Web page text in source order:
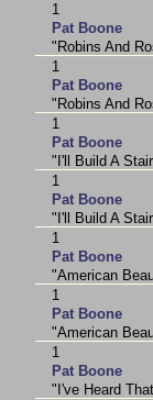
1
Pat Boone
"Robins And
1
Pat Boone
"Robins And
1
Pat Boone
"I'll Build A
1
Pat Boone
"I'll Build A
1
Pat Boone
"American
1
Pat Boone
"American
1
Pat Boone
"I've Heard